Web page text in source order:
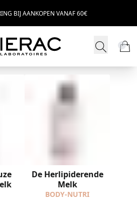
BIJ AANKOPEN VANAF 60€
De Herlipiderende
Melk
BODY-NUTRI